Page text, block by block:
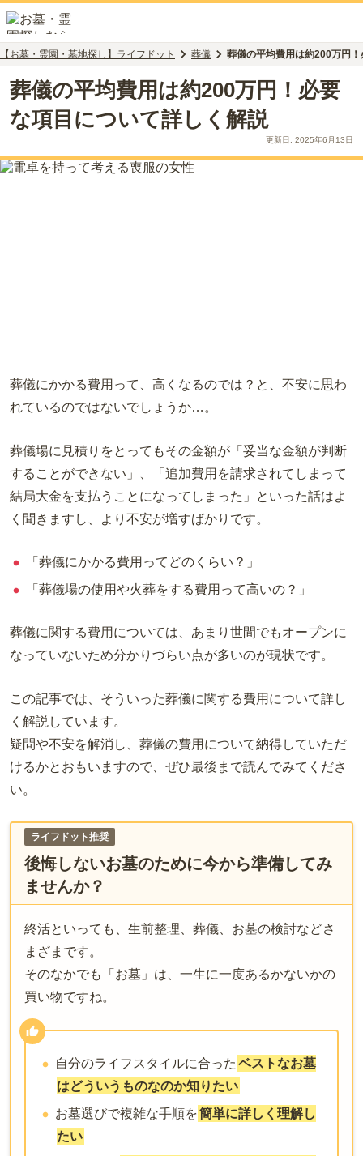
【お墓・霊園・墓地探し】ライフドット 葬儀 葬儀の平均費用は約200万円
葬儀の平均費用は約200万円！必要
な項目について詳しく解説
更新日: 2025年6月13日
葬儀にかかる費用って、高くなるのでは？と、不安に思わ
れているのではないでしょうか…。
葬儀場に見積りをとってもその金額が「妥当な金額が判断
することができない」、「追加費用を請求されてしまって
結局大金を支払うことになってしまった」といった話はよ
く聞きますし、より不安が増すばかりです。
「葬儀にかかる費用ってどのくらい？」
「葬儀場の使用や火葬をする費用って高いの？」
葬儀に関する費用については、あまり世間でもオープンに
なっていないため分かりづらい点が多いのが現状です。
この記事では、そういった葬儀に関する費用について詳し
く解説しています。
疑問や不安を解消し、葬儀の費用について納得していただ
けるかとおもいますので、ぜひ最後まで読んでみてくださ
い。
ライフドット推奨
後悔しないお墓のために今から準備してみ
ませんか？
終活といっても、生前整理、葬儀、お墓の検討などさ
まざまです。
そのなかでも「お墓」は、一生に一度あるかないかの
買い物ですね。
自分のライフスタイルに合った ベストなお墓
はどういうものなのか知りたい
お墓選びで複雑な手順を簡単に詳しく理解し
たい